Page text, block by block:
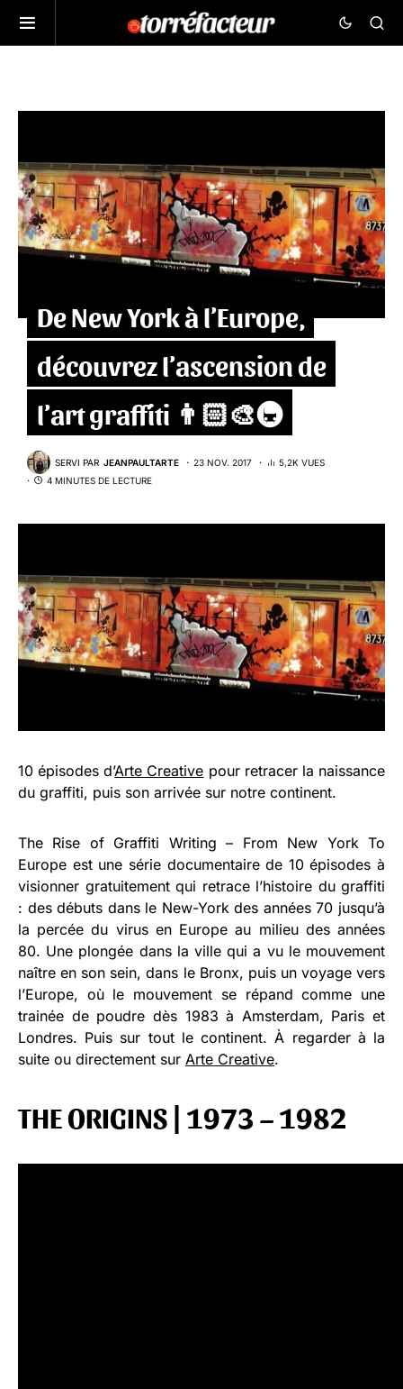
De New York à l’Europe,
découvrez l’ascension de
l’art graffiti 👨🏻‍🎨🚇
SERVI PAR JEANPAULTARTE 23 NOV. 2017
5,2K VUES
4 MINUTES DE LECTURE
10 épisodes d’Arte Creative pour retracer la naissance
du graffiti, puis son arrivée sur notre continent.
The Rise of Graffiti Writing – From New York To
Europe est une série documentaire de 10 épisodes à
visionner gratuitement qui retrace l’histoire du graffiti
: des débuts dans le New-York des années 70 jusqu’à
la percée du virus en Europe au milieu des années
80. Une plongée dans la ville qui a vu le mouvement
naître en son sein, dans le Bronx, puis un voyage vers
l’Europe, où le mouvement se répand comme une
trainée de poudre dès 1983 à Amsterdam, Paris et
Londres. Puis sur tout le continent. À regarder à la
suite ou directement sur Arte Creative.
THE ORIGINS | 1973 – 1982